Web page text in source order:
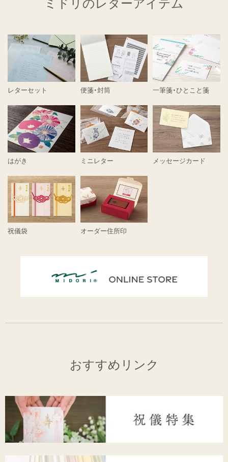
ミドリのレターアイテム
レターセット 便箋・封筒 一筆箋・ひとこと箋
はがき ミニレター メッセージカード
祝儀袋 オーダー住所印
おすすめリンク